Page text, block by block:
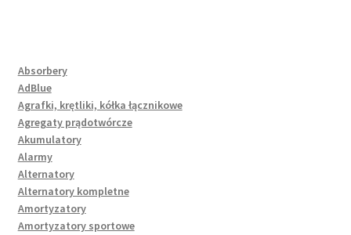
Absorbery
AdBlue
Agrafki, krętliki, kółka łącznikowe
Agregaty prądotwórcze
Akumulatory
Alarmy
Alternatory
Alternatory kompletne
Amortyzatory
Amortyzatory sportowe